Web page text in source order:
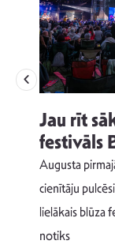
Jau rīt
festivāls
Augusta
cienītāju
lielākais blūza
notiks